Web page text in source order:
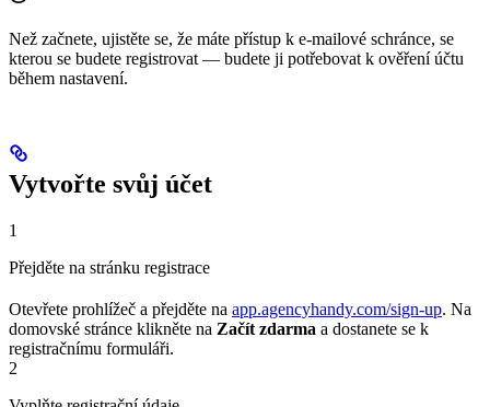
Než začnete, ujistěte se, že máte přístup k e-mailové schránce, se
kterou se budete registrovat — budete ji potřebovat k ověření účtu
během nastavení.
Vytvořte svůj účet
1
Přejděte na stránku registrace
Otevřete prohlížeč a přejděte na app.agencyhandy.com/sign-up. Na
domovské stránce klikněte na Začít zdarma a dostanete se k
registračnímu formuláři.
2